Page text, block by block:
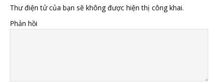
Thư điện tử của bạn sẽ không được hiện thị công khai.
Phản hồi